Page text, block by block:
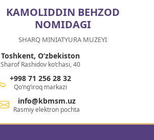
KAMOLIDDIN BEHZOD
NOMIDAGI
SHARQ MINIATYURA MUZEYI
Toshkent, O‘zbekiston
Sharof Rashidov ko‘chasi, 40
+998 71 256 28 32
Qo‘ng‘iroq markazi
info@kbmsm.uz
Rasmiy elektron pochta